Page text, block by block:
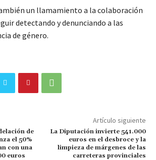
un llamamiento a la colaboración
detectando y denunciando a las
de género.
de
el 50%
con una
euros
Artículo siguiente
La Diputación invierte 541.000
euros en el desbroce y la
limpieza de márgenes de las
carreteras provinciales